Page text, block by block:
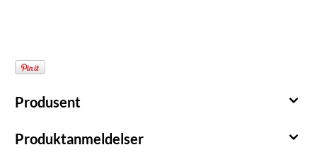
Produsent
Produktanmeldelser